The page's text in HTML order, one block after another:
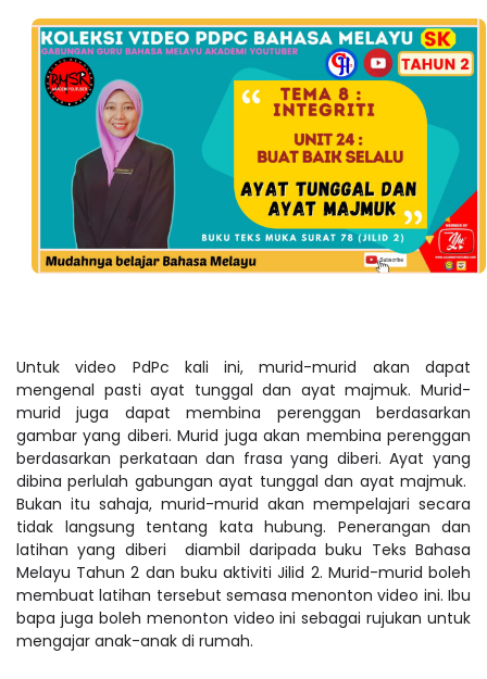
Untuk video PdPc kali ini, murid-murid akan dapat
mengenal pasti ayat tunggal dan ayat majmuk. Murid-
murid juga dapat membina perenggan berdasarkan
gambar yang diberi. Murid juga akan membina perenggan
berdasarkan perkataan dan frasa yang diberi. Ayat yang
dibina perlulah gabungan ayat tunggal dan ayat majmuk.
Bukan itu sahaja, murid-murid akan mempelajari secara
tidak langsung tentang kata hubung. Penerangan dan
latihan yang diberi diambil daripada buku Teks Bahasa
Melayu Tahun 2 dan buku aktiviti Jilid 2. Murid-murid boleh
membuat latihan tersebut semasa menonton video ini. Ibu
bapa juga boleh menonton video ini sebagai rujukan untuk
mengajar anak-anak di rumah.